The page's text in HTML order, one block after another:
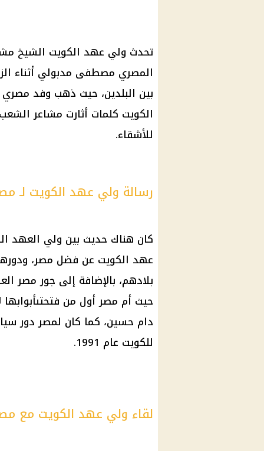
تحدث ولي عهد الكويت الشيخ
المصري مصطفى مدبولي أثناء
بين البلدين، حيث ذهب وفد
الكويت كلمات أثارت مشاعر
للأشقاء.
رسالة ولي عهد الكويت لـ
كان هناك حديث بين ولي العهد
عهد الكويت عن فضل مصر،
حيث أم مصر أول من
دام حسين، كما كان لمصر دور
للكويت عام 1991.
لقاء ولي عهد الكويت مع